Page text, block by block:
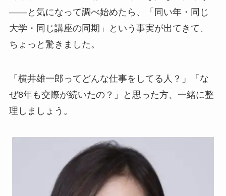
——と気になって調べ始めたら、「同い年・同じ
大学・同じ講座の同期」という事実が出てきて、
ちょっと驚きました。
「横井雄一郎ってどんな仕事をしてる人？」「な
ぜ8年も交際が続いたの？」と思った方、一緒に整
理しましょう。